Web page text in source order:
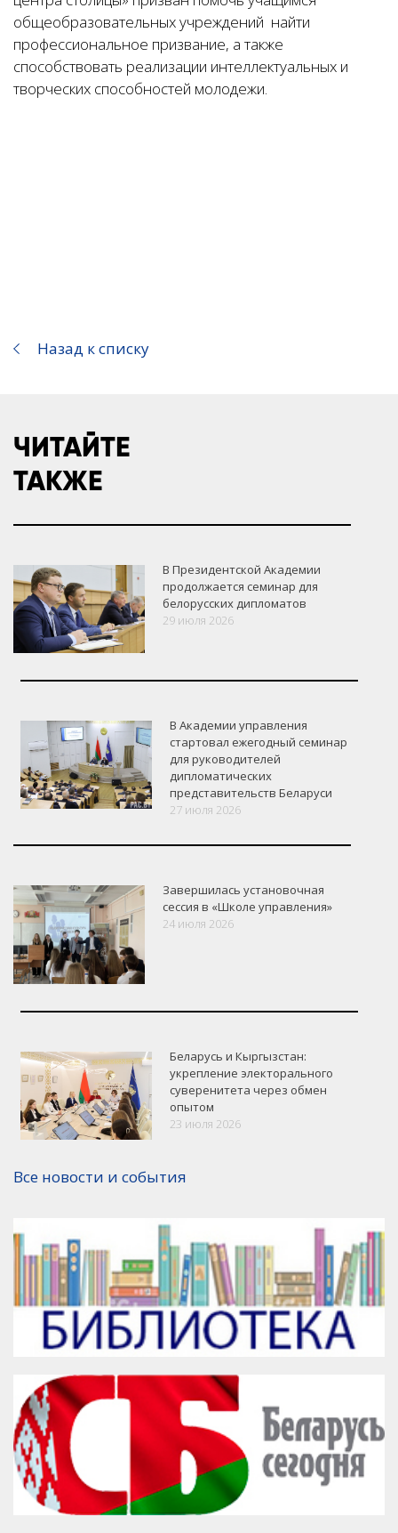
общеобразовательных учреждений найти
профессиональное призвание, а также
способствовать реализации интеллектуальных и
творческих способностей молодежи.
VK Google+ Facebook
Назад к списку
ЧИТАЙТЕ
ТАКЖЕ
В Президентской Академии
продолжается семинар для
белорусских дипломатов
29 июля 2026
В Академии управления
стартовал ежегодный семинар
для руководителей
дипломатических
представительств Беларуси
27 июля 2026
Завершилась установочная
сессия в «Школе управления»
24 июля 2026
Беларусь и Кыргызстан:
укрепление электорального
суверенитета через обмен
опытом
23 июля 2026
Все новости и события